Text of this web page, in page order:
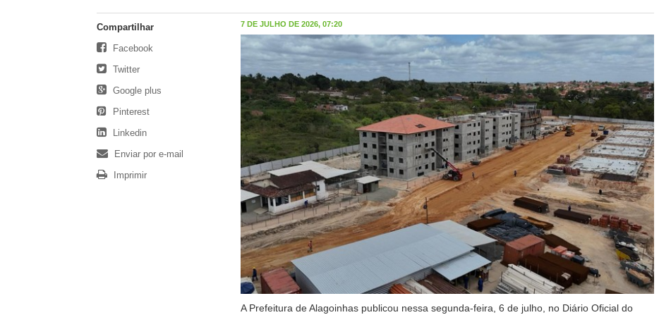
7 DE JULHO DE 2026, 07:20
A Prefeitura de Alagoinhas publicou nessa segunda-feira, 6 de julho, no Diário Oficial do
Compartilhar
Facebook
Twitter
Google plus
Pinterest
Linkedin
Enviar por e-mail
Imprimir